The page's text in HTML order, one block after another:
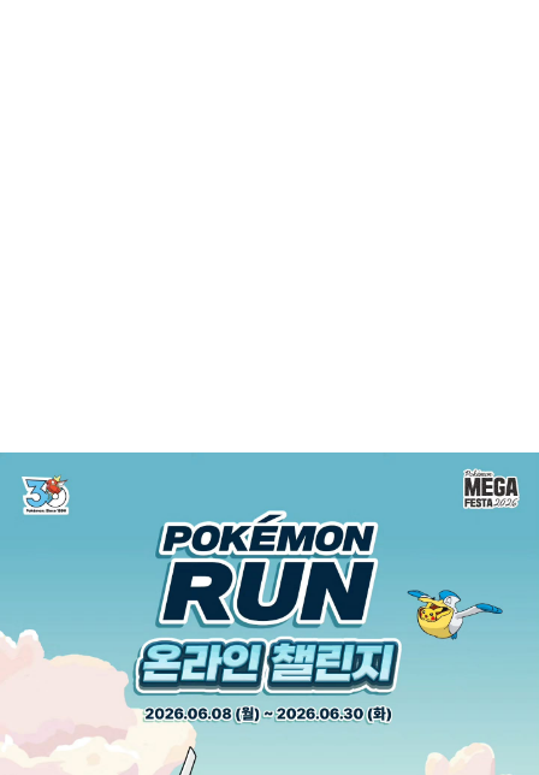
지난 5월 1일 성수동에서 열렸던 포켓몬 메가페스타의
‘잉어킹 프로모 카드 증정 이벤트’가 다시 돌아왔어!
‘포켓몬 런 온라인 챌린지’ 형태로 진행되는데,
런데이 앱에서 1km를 달리면 참여 가능하며,
SNS 인증까지 완료하면 추가 추첨 경품 이벤트에도
응모할 수 있다고 해.
챌린지는 6월 8일부터 30일까지 진행되며,
리워드는 7월 7일부터 순차 지급될 예정이야.